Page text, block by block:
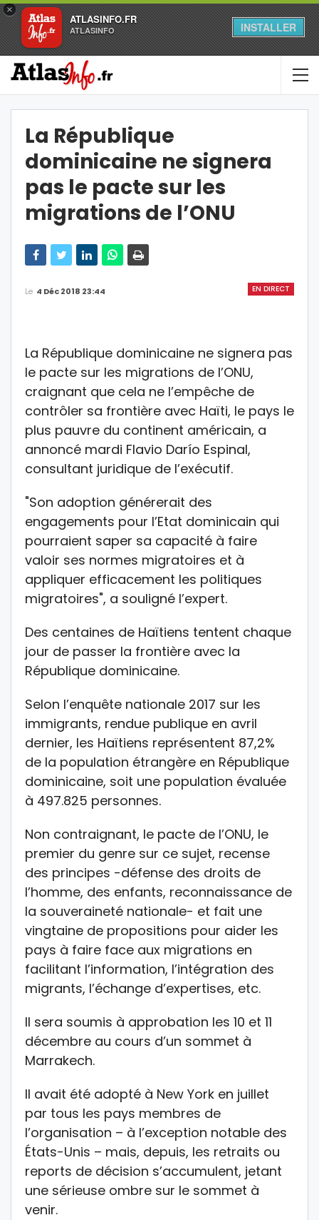
×
ATLASINFO.FR
ATLASINFO INSTALLER
La République
dominicaine ne signera
pas le pacte sur les
migrations de l’ONU
EN DIRECT
Le 4 Déc 2018 23:44
La République dominicaine ne signera pas
le pacte sur les migrations de l’ONU,
craignant que cela ne l’empêche de
contrôler sa frontière avec Haïti, le pays le
plus pauvre du continent américain, a
annoncé mardi Flavio Darío Espinal,
consultant juridique de l’exécutif.
"Son adoption générerait des
engagements pour l’Etat dominicain qui
pourraient saper sa capacité à faire
valoir ses normes migratoires et à
appliquer efficacement les politiques
migratoires", a souligné l’expert.
Des centaines de Haïtiens tentent chaque
jour de passer la frontière avec la
République dominicaine.
Selon l’enquête nationale 2017 sur les
immigrants, rendue publique en avril
dernier, les Haïtiens représentent 87,2%
de la population étrangère en République
dominicaine, soit une population évaluée
à 497.825 personnes.
Non contraignant, le pacte de l’ONU, le
premier du genre sur ce sujet, recense
des principes -défense des droits de
l’homme, des enfants, reconnaissance de
la souveraineté nationale- et fait une
vingtaine de propositions pour aider les
pays à faire face aux migrations en
facilitant l’information, l’intégration des
migrants, l’échange d’expertises, etc.
Il sera soumis à approbation les 10 et 11
décembre au cours d’un sommet à
Marrakech.
Il avait été adopté à New York en juillet
par tous les pays membres de
l’organisation – à l’exception notable des
États-Unis – mais, depuis, les retraits ou
reports de décision s’accumulent, jetant
une sérieuse ombre sur le sommet à
venir.